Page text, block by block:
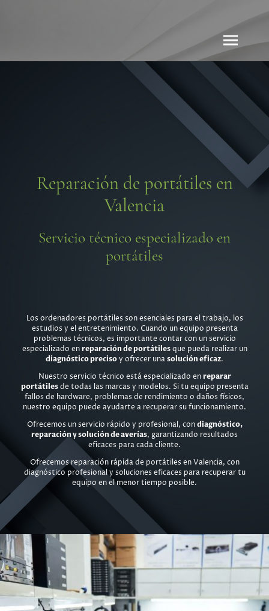
Reparación de portátiles en
Valencia
Servicio técnico especializado en
portátiles
Los ordenadores portátiles son esenciales para el trabajo, los
estudios y el entretenimiento. Cuando un equipo presenta
problemas técnicos, es importante contar con un servicio
especializado enreparación de portátilesque pueda realizar un
diagnóstico precisoy ofrecer unasolución eficaz.
Nuestro servicio técnico está especializado enreparar
portátilesde todas las marcas y modelos. Si tu equipo presenta
fallos de hardware, problemas de rendimiento o daños físicos,
nuestro equipo puede ayudarte a recuperar su funcionamiento.
Ofrecemos un servicio rápido y profesional, condiagnóstico,
reparación y solución de averías, garantizando resultados
eficaces para cada cliente.
Ofrecemos reparación rápida de portátiles en Valencia, con
diagnóstico profesional y soluciones eficaces para recuperar tu
equipo en el menor tiempo posible.